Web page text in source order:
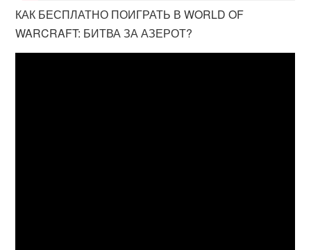
КАК БЕСПЛАТНО ПОИГРАТЬ В WORLD OF
WARCRAFT: БИТВА ЗА АЗЕРОТ?